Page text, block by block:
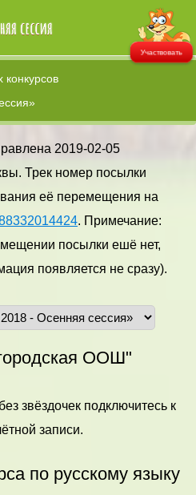
Участвовать
конкурсов
2019-02-05
Трек номер посылки
её перемещения на
. Примечание:
посылки ешё нет,
появляется не сразу).
ООШ"
звёздочек подключитесь к
записи.
по русскому языку